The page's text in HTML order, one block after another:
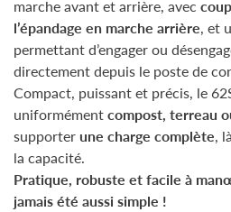
marche avant et arrière, avec
l’épandage en marche arrière, et
permettant d’engager ou
directement depuis le poste de
Compact, puissant et précis, le
uniformémentcompost, terreau
supporter une charge complète,
la capacité.
Pratique, robuste et facile à
jamais été aussi simple !